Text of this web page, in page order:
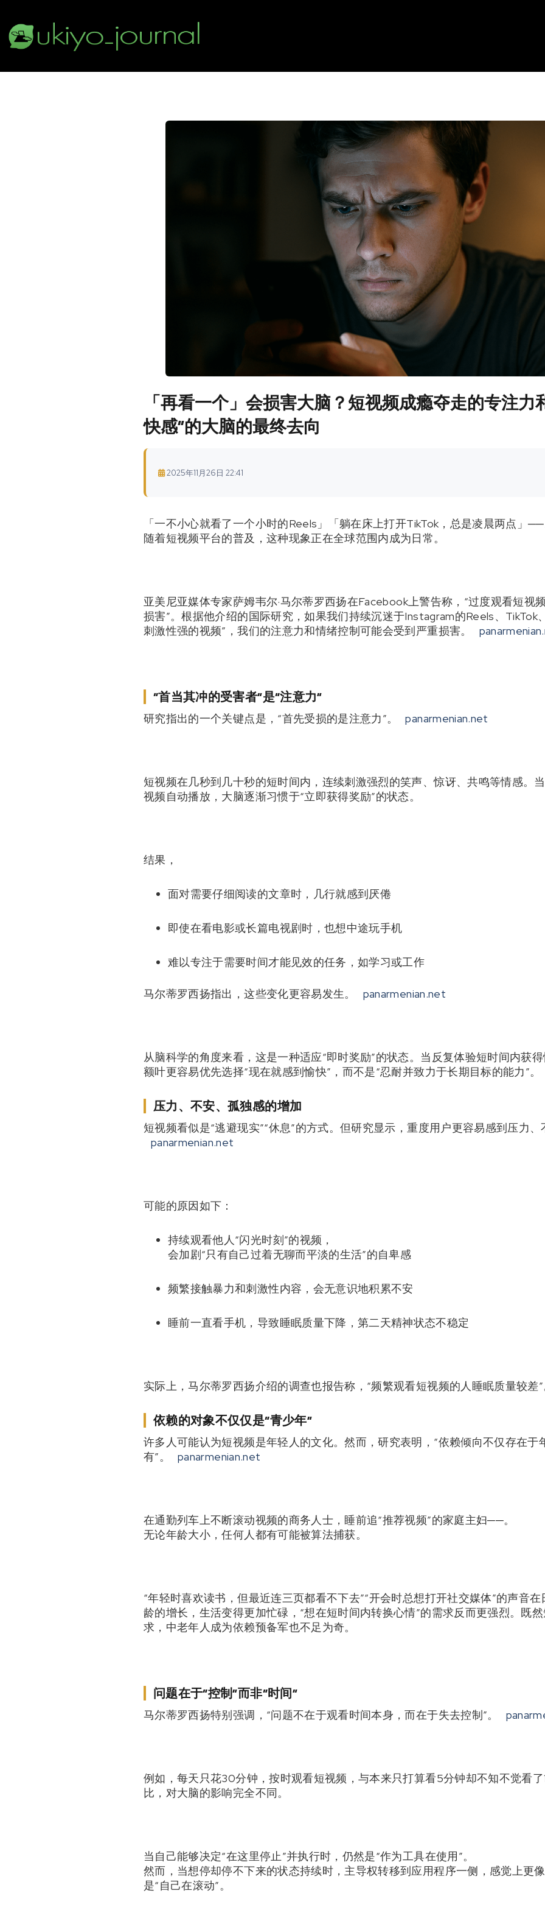
「再看一个」会损害大脑？短视频成瘾夺走的专注力
快感”的大脑的最终去向
2025年11月26日 22:41
「一不小心就看了一个小时的Reels」「躺在床上打开TikTok，总是凌晨两点」──
随着短视频平台的普及，这种现象正在全球范围内成为日常。
亚美尼亚媒体专家萨姆韦尔·马尔蒂罗西扬在Facebook上警告称，“过度观看短视
损害”。根据他介绍的国际研究，如果我们持续沉迷于Instagram的Reels、TikTok
刺激性强的视频”，我们的注意力和情绪控制可能会受到严重损害。
“首当其冲的受害者”是“注意力”
研究指出的一个关键点是，“首先受损的是注意力”。 panarmenian.net
短视频在几秒到几十秒的短时间内，连续刺激强烈的笑声、惊讶、共鸣等情感。
视频自动播放，大脑逐渐习惯于“立即获得奖励”的状态。
结果，
面对需要仔细阅读的文章时，几行就感到厌倦
即使在看电影或长篇电视剧时，也想中途玩手机
难以专注于需要时间才能见效的任务，如学习或工作
马尔蒂罗西扬指出，这些变化更容易发生。 panarmenian.net
从脑科学的角度来看，这是一种适应“即时奖励”的状态。当反复体验短时间内获
额叶更容易优先选择“现在就感到愉快”，而不是“忍耐并致力于长期目标的能力”。
压力、不安、孤独感的增加
短视频看似是“逃避现实”“休息”的方式。但研究显示，重度用户更容易感到压力、
panarmenian.net
可能的原因如下：
持续观看他人“闪光时刻”的视频，
会加剧“只有自己过着无聊而平淡的生活”的自卑感
频繁接触暴力和刺激性内容，会无意识地积累不安
睡前一直看手机，导致睡眠质量下降，第二天精神状态不稳定
实际上，马尔蒂罗西扬介绍的调查也报告称，“频繁观看短视频的人睡眠质量较差”
依赖的对象不仅仅是“青少年”
许多人可能认为短视频是年轻人的文化。然而，研究表明，“依赖倾向不仅存在于
有”。
panarmenian.net
在通勤列车上不断滚动视频的商务人士，睡前追“推荐视频”的家庭主妇──。
无论年龄大小，任何人都有可能被算法捕获。
“年轻时喜欢读书，但最近连三页都看不下去”“开会时总想打开社交媒体”的声音
龄的增长，生活变得更加忙碌，“想在短时间内转换心情”的需求反而更强烈。既
求，中老年人成为依赖预备军也不足为奇。
问题在于“控制”而非“时间”
马尔蒂罗西扬特别强调，“问题不在于观看时间本身，而在于失去控制”。
例如，每天只花30分钟，按时观看短视频，与本来只打算看5分钟却不知不觉看
比，对大脑的影响完全不同。
当自己能够决定“在这里停止”并执行时，仍然是“作为工具在使用”。
然而，当想停却停不下来的状态持续时，主导权转移到应用程序一侧，感觉上更
是“自己在滚动”。